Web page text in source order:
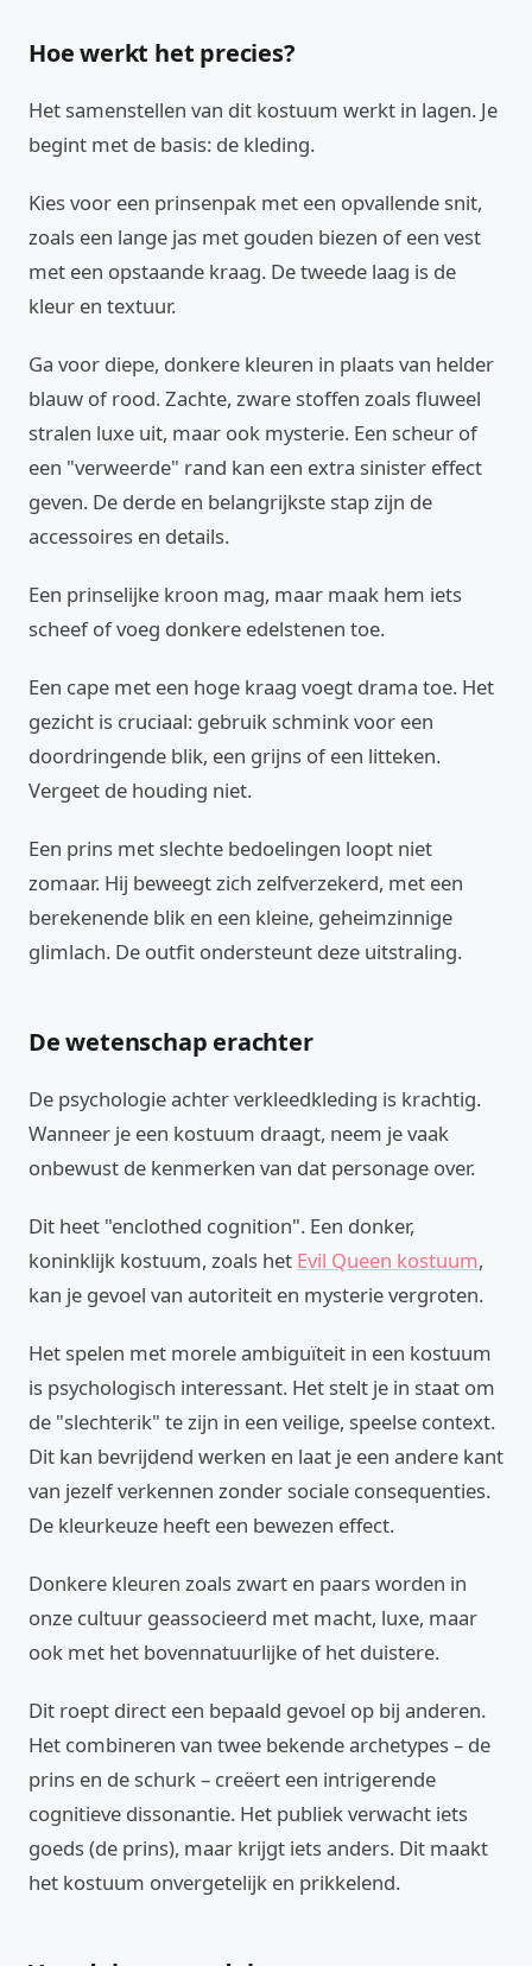
Hoe werkt het precies?
Het samenstellen van dit kostuum werkt in lagen. Je
begint met de basis: de kleding.
Kies voor een prinsenpak met een opvallende snit,
zoals een lange jas met gouden biezen of een vest
met een opstaande kraag. De tweede laag is de
kleur en textuur.
Ga voor diepe, donkere kleuren in plaats van helder
blauw of rood. Zachte, zware stoffen zoals fluweel
stralen luxe uit, maar ook mysterie. Een scheur of
een "verweerde" rand kan een extra sinister effect
geven. De derde en belangrijkste stap zijn de
accessoires en details.
Een prinselijke kroon mag, maar maak hem iets
scheef of voeg donkere edelstenen toe.
Een cape met een hoge kraag voegt drama toe. Het
gezicht is cruciaal: gebruik schmink voor een
doordringende blik, een grijns of een litteken.
Vergeet de houding niet.
Een prins met slechte bedoelingen loopt niet
zomaar. Hij beweegt zich zelfverzekerd, met een
berekenende blik en een kleine, geheimzinnige
glimlach. De outfit ondersteunt deze uitstraling.
De wetenschap erachter
De psychologie achter verkleedkleding is krachtig.
Wanneer je een kostuum draagt, neem je vaak
onbewust de kenmerken van dat personage over.
Dit heet "enclothed cognition". Een donker,
koninklijk kostuum, zoals het Evil Queen kostuum,
kan je gevoel van autoriteit en mysterie vergroten.
Het spelen met morele ambiguïteit in een kostuum
is psychologisch interessant. Het stelt je in staat om
de "slechterik" te zijn in een veilige, speelse context.
Dit kan bevrijdend werken en laat je een andere kant
van jezelf verkennen zonder sociale consequenties.
De kleurkeuze heeft een bewezen effect.
Donkere kleuren zoals zwart en paars worden in
onze cultuur geassocieerd met macht, luxe, maar
ook met het bovennatuurlijke of het duistere.
Dit roept direct een bepaald gevoel op bij anderen.
Het combineren van twee bekende archetypes – de
prins en de schurk – creëert een intrigerende
cognitieve dissonantie. Het publiek verwacht iets
goeds (de prins), maar krijgt iets anders. Dit maakt
het kostuum onvergetelijk en prikkelend.